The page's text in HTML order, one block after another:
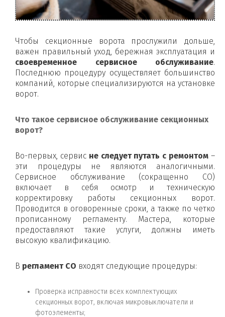
Чтобы секционные ворота прослужили дольше,
важен правильный уход, бережная эксплуатация и
своевременное сервисное обслуживание.
Последнюю процедуру осуществляет большинство
компаний, которые специализируются на установке
ворот.
Что такое сервисное обслуживание секционных
ворот?
Во-первых, сервис не следует путать с ремонтом –
эти процедуры не являются аналогичными.
Сервисное обслуживание (сокращенно СО)
включает в себя осмотр и техническую
корректировку работы секционных ворот.
Проводится в оговоренные сроки, а также по четко
прописанному регламенту. Мастера, которые
предоставляют такие услуги, должны иметь
высокую квалификацию.
В регламент СО входят следующие процедуры:
Проверка исправности всех комплектующих
секционных ворот, включая микровыключатели и
фотоэлементы;